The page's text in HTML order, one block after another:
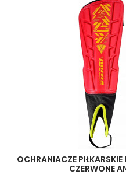
OCHRANIACZE
CZERWONE